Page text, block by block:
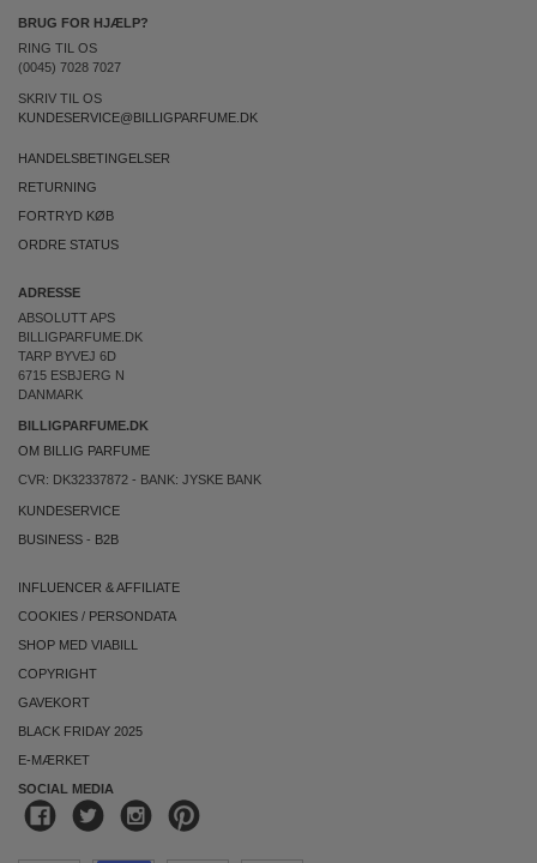
BRUG FOR HJÆLP?
RING TIL OS
(0045) 7028 7027
SKRIV TIL OS
KUNDESERVICE@BILLIGPARFUME.DK
HANDELSBETINGELSER
RETURNING
FORTRYD KØB
ORDRE STATUS
ADRESSE
ABSOLUTT APS
BILLIGPARFUME.DK
TARP BYVEJ 6D
6715 ESBJERG N
DANMARK
BILLIGPARFUME.DK
OM BILLIG PARFUME
CVR: DK32337872 - BANK: JYSKE BANK
KUNDESERVICE
BUSINESS - B2B
INFLUENCER & AFFILIATE
COOKIES / PERSONDATA
SHOP MED VIABILL
COPYRIGHT
GAVEKORT
BLACK FRIDAY 2025
E-MÆRKET
SOCIAL MEDIA